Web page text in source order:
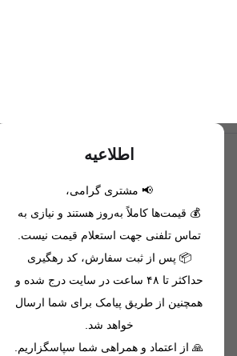
اطلاعیه
📢 مشتری گرامی،
💰 قیمت‌ها کاملاً به‌روز هستند و نیازی به
تماس تلفنی جهت استعلام قیمت نیست.
📦 پس از ثبت سفارش، کد رهگیری
حداکثر تا ۴۸ ساعت در سایت درج شده و
همچنین از طریق پیامک برای شما ارسال
خواهد شد.
🙏 از اعتماد و همراهی شما سپاسگزاریم.
تحویل اکسپرس(با هماهنگی)
اطلاعات تماس
09221680256 - 09373782289
nikanmobstore@gmail.com